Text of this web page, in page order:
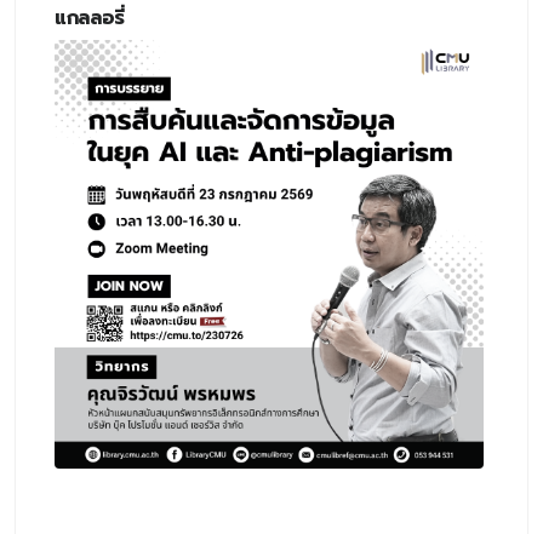
แกลลอรี่